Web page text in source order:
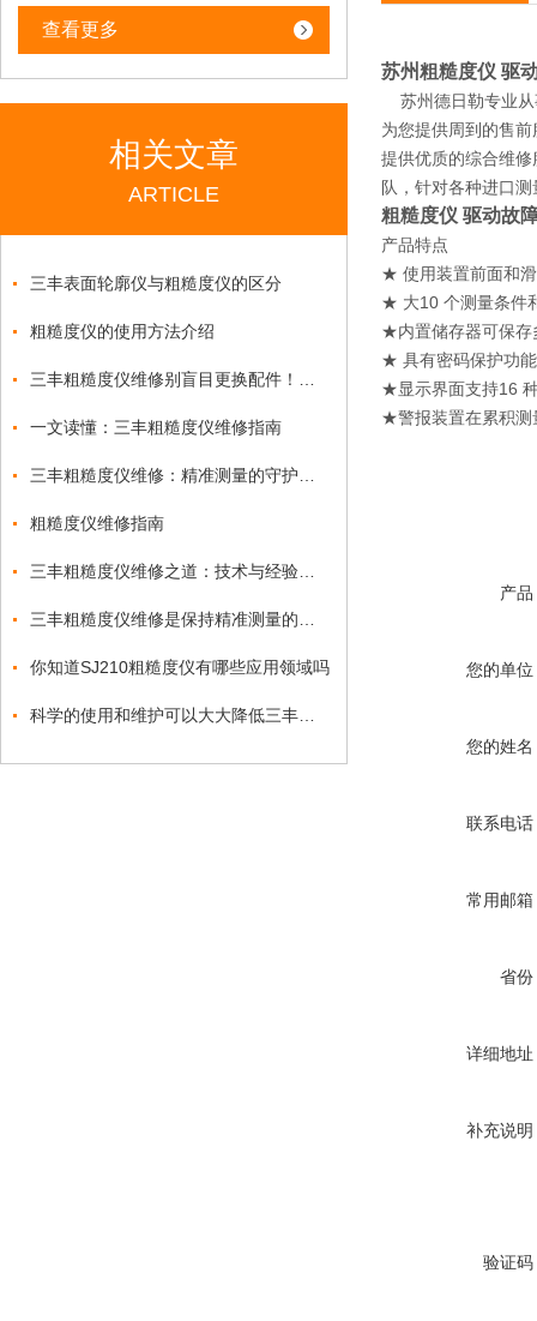
查看更多
相关文章
ARTICLE
三丰表面轮廓仪与粗糙度仪的区分
粗糙度仪的使用方法介绍
一文读懂：三丰粗糙度仪维修指南
粗糙度仪维修指南
你知道SJ210粗糙度仪有哪些应用领域吗
苏州粗糙度仪 驱
苏州德日勒专业
为您提供周到的售
提供优质的综合维
队，针对各种进口
粗糙度仪 驱动故
产品特点
★ 使用装置前面和
★ 大10 个测量条件
★内置储存器可保存
★ 具有密码保护功
★显示界面支持16
★警报装置在累积测
产品
您的单位
您的姓名
联系电话
常用邮箱
省份
详细地址
补充说明
验证码